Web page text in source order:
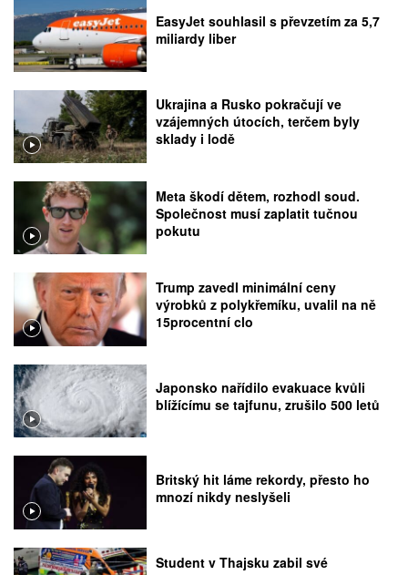
EasyJet souhlasil s převzetím za 5,7
miliardy liber
Ukrajina a Rusko pokračují ve
vzájemných útocích, terčem byly
sklady i lodě
Meta škodí dětem, rozhodl soud.
Společnost musí zaplatit tučnou
pokutu
Trump zavedl minimální ceny
výrobků z polykřemíku, uvalil na ně
15procentní clo
Japonsko nařídilo evakuace kvůli
blížícímu se tajfunu, zrušilo 500 letů
Britský hit láme rekordy, přesto ho
mnozí nikdy neslyšeli
Student v Thajsku zabil své